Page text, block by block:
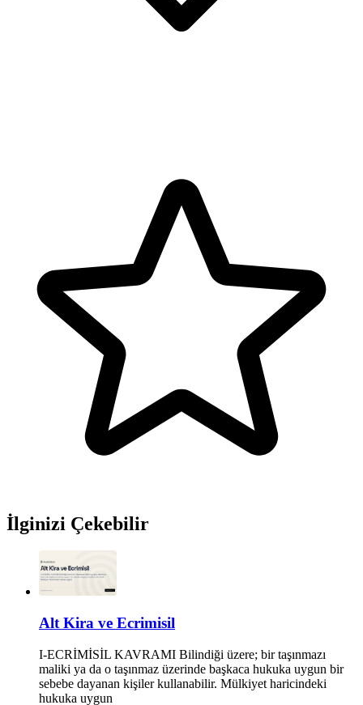
İlginizi Çekebilir
Alt Kira ve Ecrimisil
I-ECRİMİSİL KAVRAMI Bilindiği üzere; bir taşınmazı
maliki ya da o taşınmaz üzerinde başkaca hukuka uygun bir
sebebe dayanan kişiler kullanabilir. Mülkiyet haricindeki
hukuka uygun